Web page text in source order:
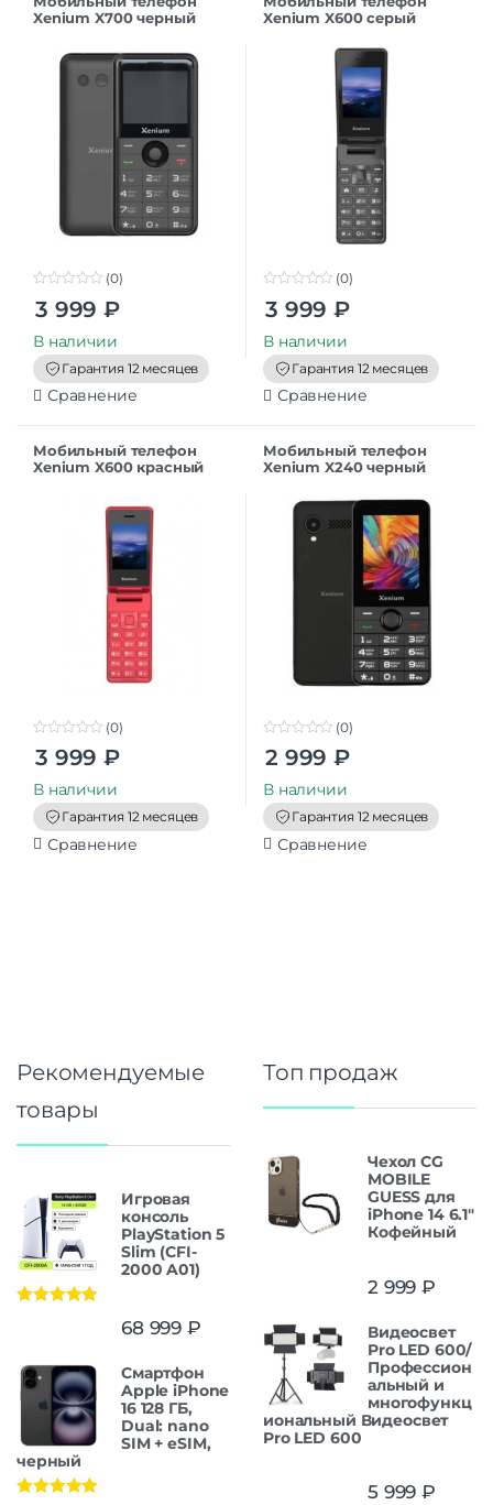
Xenium X700 черный
o
t
o
f
5
(0)
3 999 ₽
В наличии
Гарантия 12 месяцев
Сравнение
Xenium X600 серый
o
t
o
f
5
(0)
3 999 ₽
В наличии
Гарантия 12 месяцев
Сравнение
Мобильный телефон
Xenium X600 красный
o
t
o
f
5
(0)
3 999 ₽
В наличии
Гарантия 12 месяцев
Сравнение
Мобильный телефон
Xenium X240 черный
o
t
o
f
5
(0)
2 999 ₽
В наличии
Гарантия 12 месяцев
Сравнение
Рекомендуемые
товары
Игровая
консоль
PlayStation 5
Slim (CFI-
2000 A01)
68 999 ₽
Смартфон
Apple iPhone
16 128 ГБ,
Dual: nano
SIM + eSIM,
черный
Топ продаж
Чехол CG
MOBILE
GUESS для
iPhone 14 6.1"
Кофейный
2 999 ₽
Видеосвет
Pro LED 600/
Профессион
альный и
многофункц
иональный Видеосвет
Pro LED 600
5 999 ₽